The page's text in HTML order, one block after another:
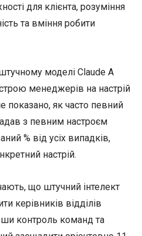
для клієнта, розуміння
та вміння робити
моделі Claude A
менеджерів на настрій
показано, як часто певний
з певним настроєм
% від усіх випадків,
настрій.
що штучний інтелект
керівників відділів
контроль команд та